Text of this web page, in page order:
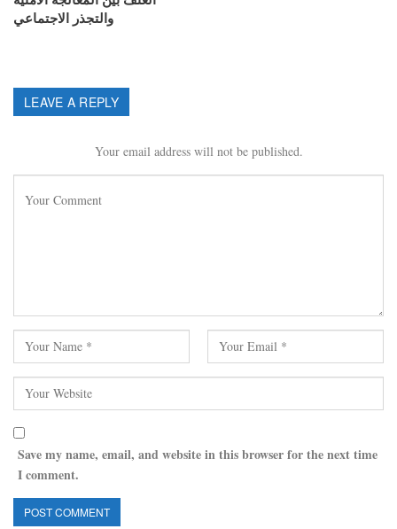
والتجذر الاجتماعي
LEAVE A REPLY
Your email address will not be published.
Save my name, email, and website in this browser for the next time
I comment.